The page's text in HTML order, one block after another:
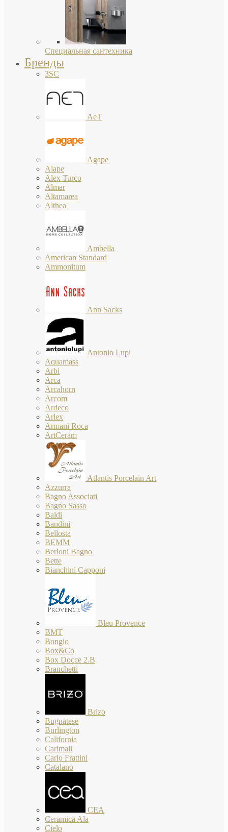
Специальная сантехника
Бренды
3SC
AeT
Agape
Alape
Alex Turco
Almar
Altamarea
Althea
Ambella
American Standard
Ammonitum
Ann Sacks
Antonio Lupi
Aquamass
Arbi
Arca
Arcahorn
Arcom
Ardeco
Arlex
Armani Roca
ArtCeram
Atlantis Porcelain Art
Azzurra
Bagno Associati
Bagno Sasso
Baldi
Bandini
Bellosta
BEMM
Berloni Bagno
Bette
Bianchini Capponi
Bleu Provence
BMT
Bongio
Box&Co
Box Docce 2.B
Branchetti
Brizo
Bugnatese
Burlington
California
Carimali
Carlo Frattini
Catalano
CEA
Ceramica Ala
Cielo